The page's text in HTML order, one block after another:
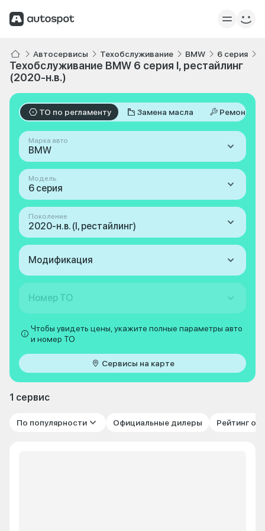
Автосервисы Техобслуживание BMW 6 серия
Техобслуживание BMW 6 серия I, рестайлинг
(2020-н.в.)
ТО по регламенту Замена масла Ремонт
Марка авто
BMW
Модель
6 серия
Поколение
2020-н.в. (I, рестайлинг)
Модификация
Номер ТО
Чтобы увидеть цены, укажите полные параметры авто
и номер ТО
Сервисы на карте
1 сервис
По популярности Официальные дилеры Рейтинг